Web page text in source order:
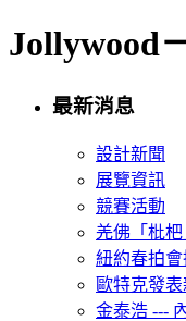
Jollywood
最新消息
設計新聞
展覽資訊
競賽活動
羌佛「枇
紐約春拍
歐特克發
金泰浩 ---